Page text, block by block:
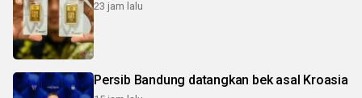
23 jam lalu
Persib Bandung datangkan bek asal Kroasia